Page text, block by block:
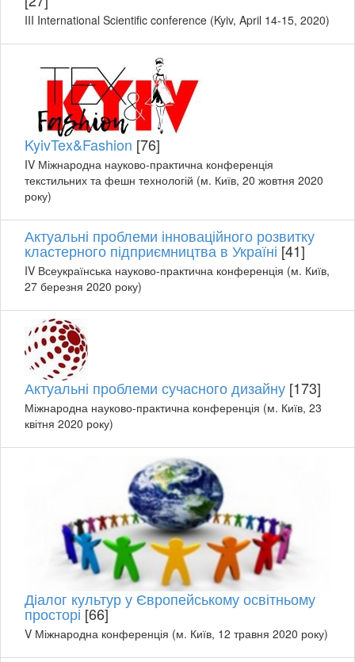
III International Scientific conference (Kyiv, April 14-15, 2020)
KyivTex&Fashion [76]
IV Міжнародна науково-практична конференція
текстильних та фешн технологій (м. Київ, 20 жовтня 2020
року)
Актуальні проблеми інноваційного розвитку
кластерного підприємництва в Україні [41]
IV Всеукраїнська науково-практична конференція (м. Київ,
27 березня 2020 року)
Актуальні проблеми сучасного дизайну [173]
Міжнародна науково-практична конференція (м. Київ, 23
квітня 2020 року)
Діалог культур у Європейському освітньому
просторі[66]
V Міжнародна конференція (м. Київ, 12 травня 2020 року)